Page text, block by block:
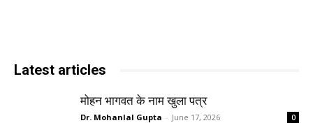
Latest articles
मोहन भागवत के नाम खुला पत्र
Dr. Mohanlal Gupta - June 17, 2026 0